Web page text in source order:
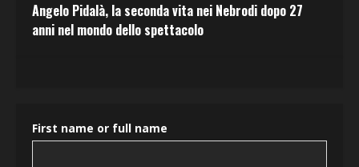
Angelo Pidalà, la seconda vita nei Nebrodi dopo 27
anni nel mondo dello spettacolo
First name or full name